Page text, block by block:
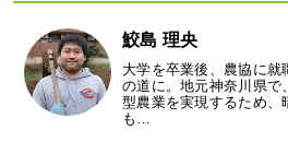
鮫島 理央
大学を卒業後、農協に
の道に。地元神奈川県で
型農業を実現するため、
も…